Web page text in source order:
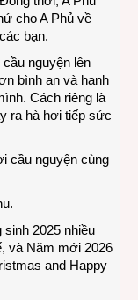
cho A Phủ về
bạn.
nguyện lên
bình an và hạnh
Cách riêng là
ra hà hơi tiếp sức
cầu nguyện cùng
2025 nhiều
và Năm mới 2026
and Happy